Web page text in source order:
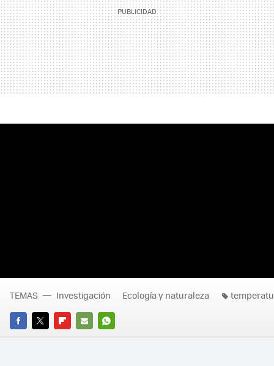
FACEBOOK
TWITTERFLIPBOARD
E-
WHATSAPP
TEMAS Investigación Ecología y naturaleza